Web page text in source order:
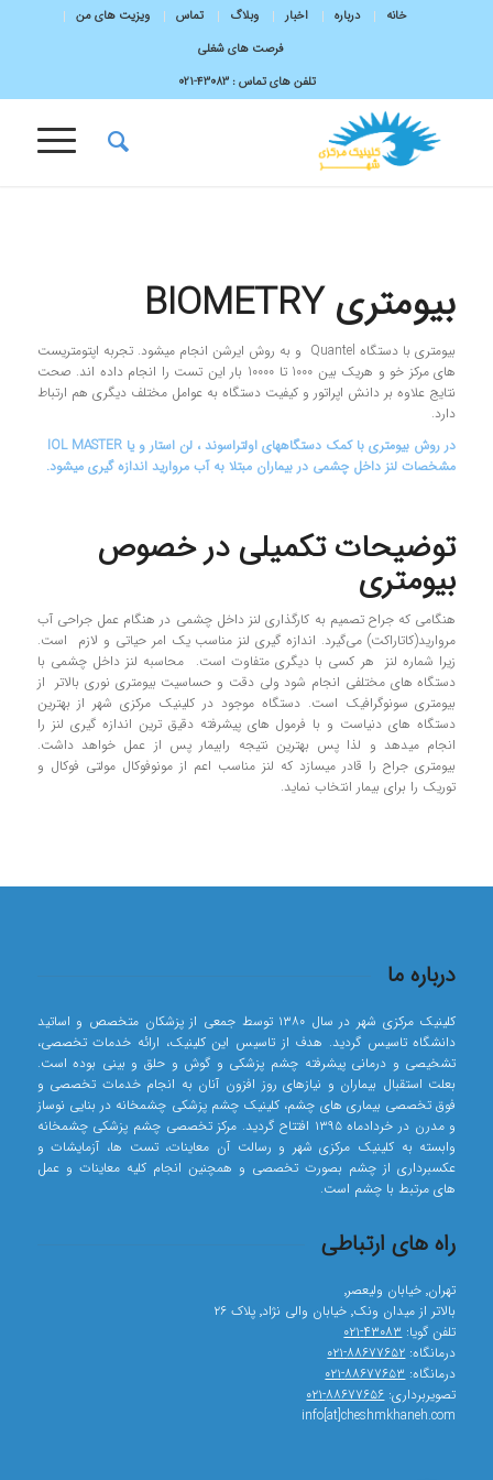
خانه درباره اخبار وبلاگ تماس
ویزیت های من
فرصت های شغلی
تلفن های تماس :43083-۰۲۱
بیومتری BIOMETRY
بیومتری با دستگاه Quantel و به روش ایرشن انجام میشود. تجربه اپتومتریست
های مرکز خو و هریک بین 1000 تا 10000 بار این تست را انجام داده اند. صحت
نتایج علاوه بر دانش اپراتور و کیفیت دستگاه به عوامل مختلف دیگری هم ارتباط
دارد.
در روش بیومتری با کمک دستگاههای اولتراسوند ، لن استار و یا IOL MASTER
مشخصات لنز داخل چشمی در بیماران مبتلا به آب مروارید اندازه گیری میشود.
توضیحات تکمیلی در خصوص
بیومتری
هنگامی که جراح تصمیم به کارگذاری لنز داخل چشمی در هنگام عمل جراحی آب
مروارید(کاتاراکت) می‌گیرد. اندازه گیری لنز مناسب یک امر حیاتی و لازم است.
زیرا شماره لنز هر کسی با دیگری متفاوت است. محاسبه لنز داخل چشمی با
دستگاه های مختلفی انجام شود ولی دقت و حساسیت بیومتری نوری بالاتر از
بیومتری سونوگرافیک است. دستگاه موجود در کلینیک مرکزی شهر از بهترین
دستگاه های دنیاست و با فرمول های پیشرفته دقیق ترین اندازه گیری لنز را
انجام میدهد و لذا پس بهترین نتیجه رابیمار پس از عمل خواهد داشت.
بیومتری جراح را قادر میسازد که لنز مناسب اعم از مونوفوکال مولتی فوکال و
توریک را برای بیمار انتخاب نماید.
درباره ما
کلینیک مرکزی شهر در سال ۱۳۸۰ توسط جمعی از پزشکان متخصص و اساتید
دانشگاه تاسیس گردید. هدف از تاسیس این کلینیک، ارائه خدمات تخصصی،
تشخیصی و درمانی پیشرفته چشم پزشکی و گوش و حلق و بینی بوده است.
بعلت استقبال بیماران و نیازهای روز افزون آنان به انجام خدمات تخصصی و
فوق تخصصی بیماری های چشم، کلینیک چشم پزشکی چشمخانه در بنایی نوساز
و مدرن در خردادماه ۱۳۹۵ افتتاح گردید. مرکز تخصصی چشم پزشکی چشمخانه
وابسته به کلینیک مرکزی شهر و رسالت آن معاینات، تست ها، آزمایشات و
عکسبرداری از چشم بصورت تخصصی و همچنین انجام کلیه معاینات و عمل
های مرتبط با چشم است.
راه های ارتباطی
تهران٬ خیابان ولیعصر٬
بالاتر از میدان ونک٬ خیابان والی نژاد٬ پلاک ۲۶
تلفن گویا: ۴۳۰۸۳-۰۲۱
درمانگاه: ۸۸۶۷۷۶۵۲-۰۲۱
درمانگاه: ۸۸۶۷۷۶۵۳-۰۲۱
تصویربرداری: ۸۸۶۷۷۶۵۶-۰۲۱
info[at]cheshmkhaneh.com